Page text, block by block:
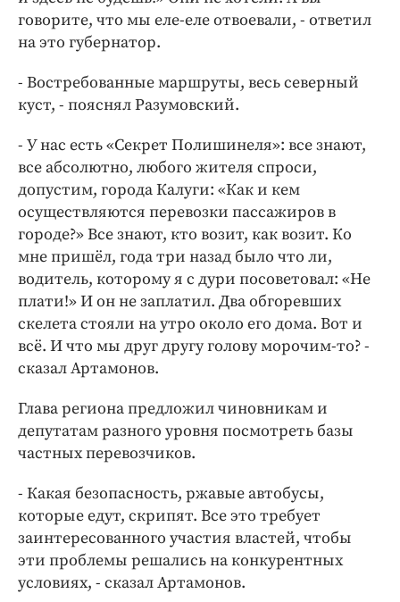
говорите, что мы еле-еле отвоевали, - ответил
на это губернатор.
- Востребованные маршруты, весь северный
куст, - пояснял Разумовский.
- У нас есть «Секрет Полишинеля»: все знают,
все абсолютно, любого жителя спроси,
допустим, города Калуги: «Как и кем
осуществляются перевозки пассажиров в
городе?» Все знают, кто возит, как возит. Ко
мне пришёл, года три назад было что ли,
водитель, которому я с дури посоветовал: «Не
плати!» И он не заплатил. Два обгоревших
скелета стояли на утро около его дома. Вот и
всё. И что мы друг другу голову морочим-то? -
сказал Артамонов.
Глава региона предложил чиновникам и
депутатам разного уровня посмотреть базы
частных перевозчиков.
- Какая безопасность, ржавые автобусы,
которые едут, скрипят. Все это требует
заинтересованного участия властей, чтобы
эти проблемы решались на конкурентных
условиях, - сказал Артамонов.